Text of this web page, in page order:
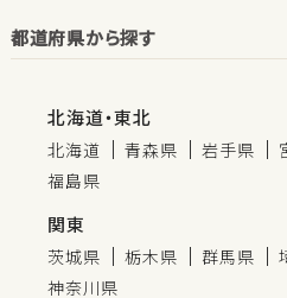
都道府県から探す
北海道・東北
北海道 青森県 岩手県
福島県
関東
茨城県 栃木県 群馬県
神奈川県